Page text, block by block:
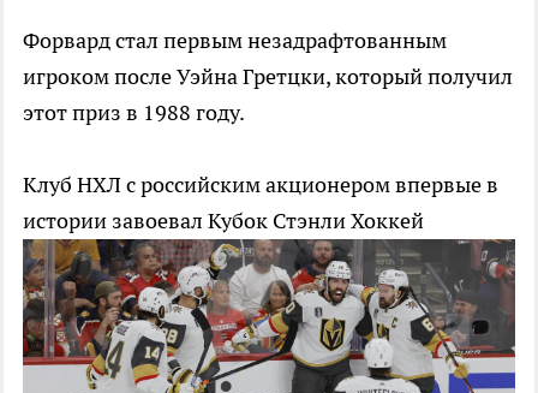
Форвард стал первым незадрафтованным
игроком после Уэйна Гретцки, который получил
этот приз в 1988 году.
Клуб НХЛ с российским акционером впервые в
истории завоевал Кубок СтэнлиХоккей